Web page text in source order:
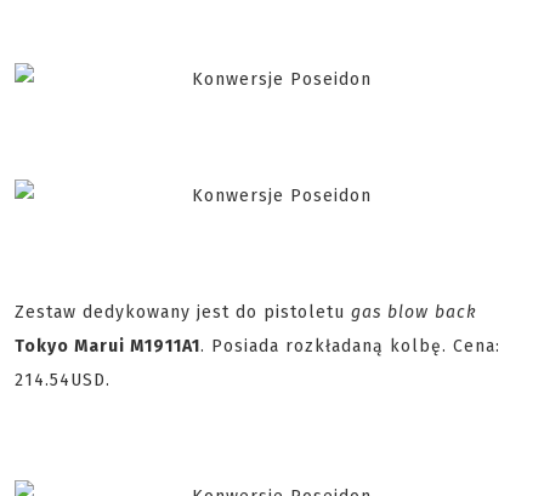
Zestaw dedykowany jest do pistoletu gas blow back
Tokyo Marui M1911A1. Posiada rozkładaną kolbę. Cena:
214.54USD.